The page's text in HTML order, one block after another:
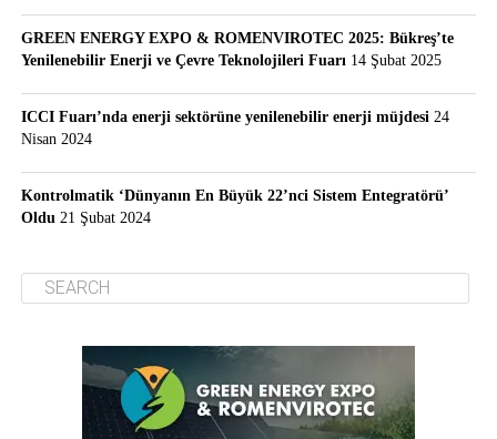
GREEN ENERGY EXPO & ROMENVIROTEC 2025: Bükreş’te
Yenilenebilir Enerji ve Çevre Teknolojileri Fuarı 14 Şubat 2025
ICCI Fuarı’nda enerji sektörüne yenilenebilir enerji müjdesi 24
Nisan 2024
Kontrolmatik ‘Dünyanın En Büyük 22’nci Sistem Entegratörü’
Oldu 21 Şubat 2024